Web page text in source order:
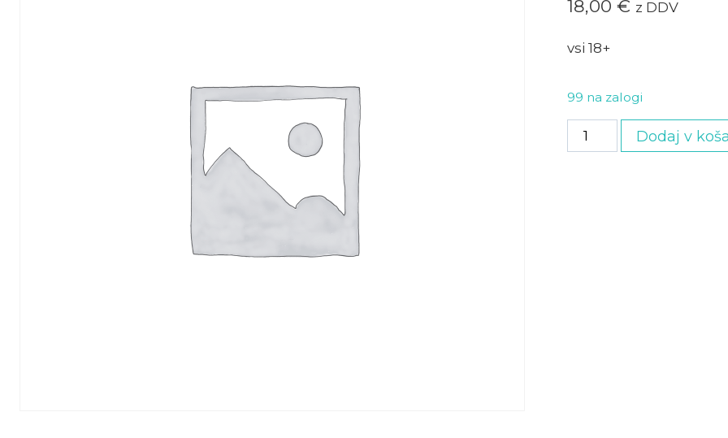
18,00 € z DDV
vsi 18+
99 na zalogi
Odrasli
količina
Dodaj v